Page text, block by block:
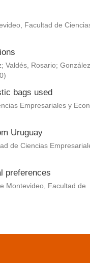
Facultad de
; Valdés, Rosario;
)
bags used
Empresariales y
Uruguay
de Ciencias
preferences
Montevideo, Facultad de